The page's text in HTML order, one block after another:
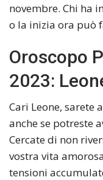
novembre. Chi ha
o la inizia ora può
Oroscopo
2023:
Cari Leone, sarete
anche se potreste
Cercate di non
vostra vita
tensioni